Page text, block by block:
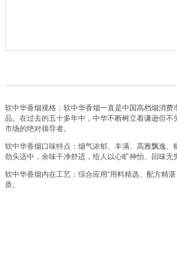
软中华香烟规格：软中华香烟一直是中国高档烟消
品。在过去的五十多年中，中华不断树立着谦逊但
市场的绝对领导者。
软中华香烟口味特点：烟气浓郁、丰满、高雅飘逸
劲头适中，余味干净舒适，给人以心旷神怡、回味无
软中华香烟内在工艺：综合应用“用料精选、配方精
质。